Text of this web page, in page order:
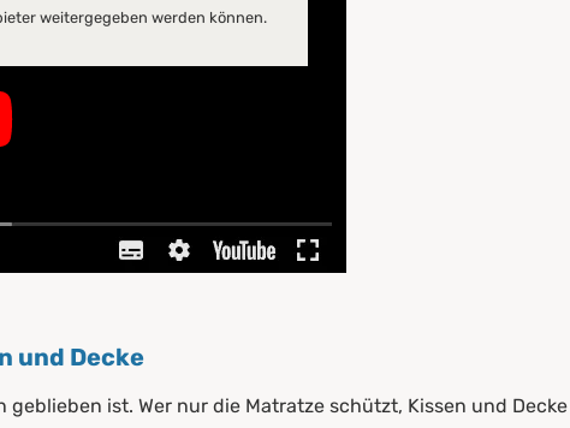
weitergegeben werden können.
und Decke
ist. Wer nur die Matratze schützt, Kissen und